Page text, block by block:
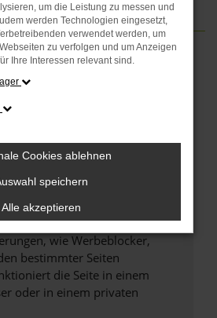
Paderborn
ERROR
aufgetreten.
Firewall und deine
zum Beispiel deine
wie Werbeblocker,
bestimmter Seiten
die Seite in einem
oder in einem privaten
um die Leistung zu messen und
werden Technologien eingesetzt,
verwendet werden, um
zu verfolgen und um Anzeigen
Ihre Interessen relevant sind.
Cookies ablehnen
speichern
Alle akzeptieren